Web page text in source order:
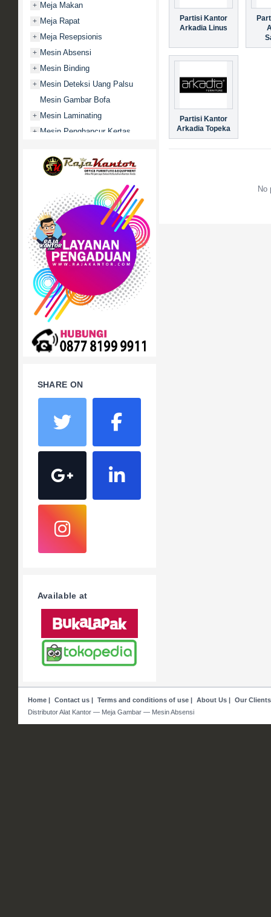
+ Meja Makan
+ Meja Rapat
+ Meja Resepsionis
+ Mesin Absensi
+ Mesin Binding
+ Mesin Deteksi Uang Palsu
Mesin Gambar Bofa
+ Mesin Laminating
+ Mesin Penghancur Kertas
Mobile File / Roll O Pack
Movitex
Paper Cutter
Partisi Kantor
Promo
+ Rak Serbaguna
+ Ranjang Besi
+ Sofa Kantor
+ Springbed
White Board / Papan Tulis
SHARE ON
Available at
Partisi Kantor
Arkadia Linus
Partisi Kantor
Arkadia Topeka
No
Home| Contact us| Terms and conditions of use| About Us| Our Clients
Distributor Alat Kantor — Meja Gambar — Mesin Absensi